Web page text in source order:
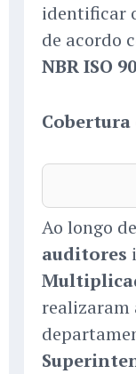
identificar
de acordo
NBR ISO
Ao longo
auditores
realizaram